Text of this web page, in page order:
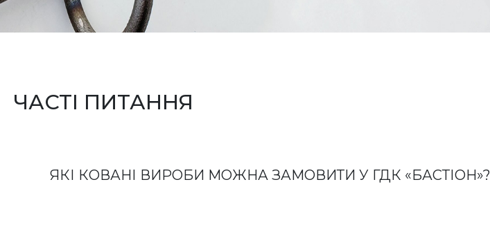
ЧАСТІ ПИТАННЯ
ЯКІ КОВАНІ ВИРОБИ МОЖНА ЗАМОВИТИ У ГДК «БАСТІОН»?